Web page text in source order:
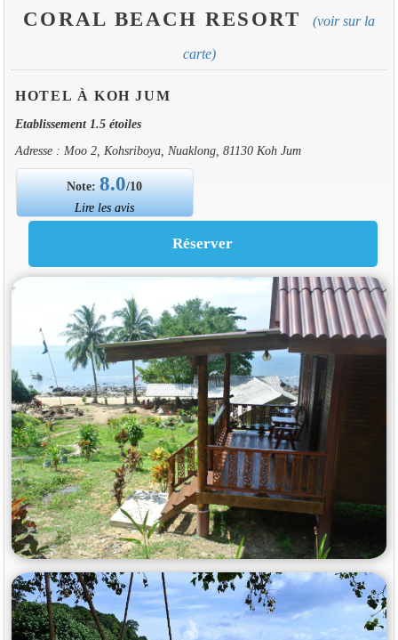
CORAL BEACH RESORT (voir sur la
carte)
HOTEL À KOH JUM
Etablissement 1.5 étoiles
Adresse : Moo 2, Kohsriboya, Nuaklong, 81130 Koh Jum
Note:8.0/10
Lire les avis